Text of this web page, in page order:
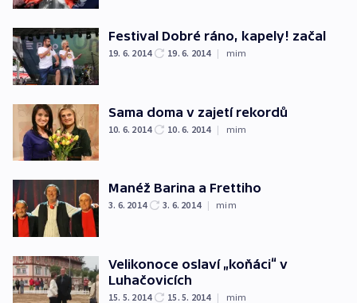
Festival Dobré ráno, kapely! začal
19. 6. 2014 19. 6. 2014 | mim
Sama doma v zajetí rekordů
10. 6. 2014 10. 6. 2014 | mim
Manéž Barina a Frettiho
3. 6. 2014 3. 6. 2014 | mim
Velikonoce oslaví „koňáci“ v
Luhačovicích
15. 5. 2014 15. 5. 2014 | mim